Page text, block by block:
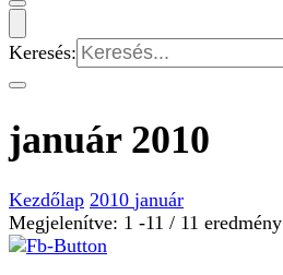
Keresés:
január 2010
Kezdőlap 2010 január
Megjelenítve: 1 -11 / 11 eredmény